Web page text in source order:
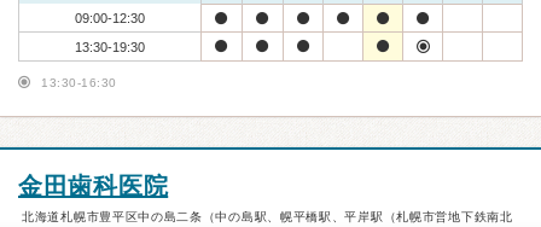
09:00-12:30
13:30-19:30
13:30-16:30
金田歯科医院
北海道札幌市豊平区中の島二条（中の島駅、幌平橋駅、平岸駅（札幌市営地下鉄南北